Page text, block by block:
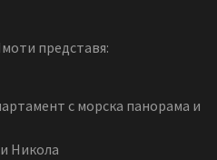
представя:
с морска панорама и
Никола